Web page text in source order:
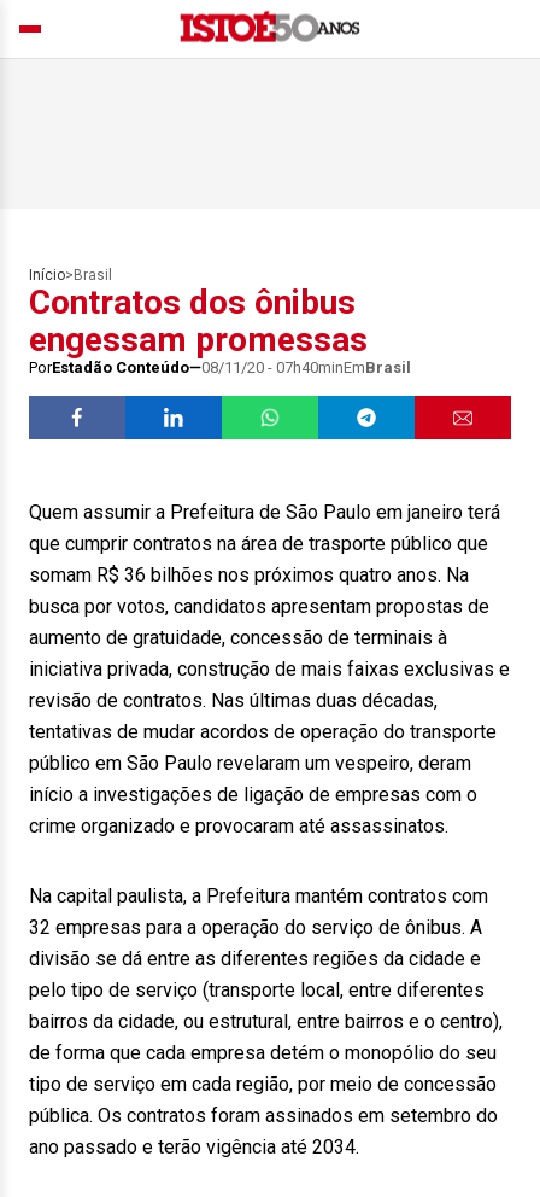
Início> Brasil
Contratos dos ônibus
engessam promessas
PorEstadão Conteúdo 08/11/20 - 07h40minEmBrasil
Quem assumir a Prefeitura de São Paulo em janeiro terá
que cumprir contratos na área de trasporte público que
somam R$ 36 bilhões nos próximos quatro anos. Na
busca por votos, candidatos apresentam propostas de
aumento de gratuidade, concessão de terminais à
iniciativa privada, construção de mais faixas exclusivas e
revisão de contratos. Nas últimas duas décadas,
tentativas de mudar acordos de operação do transporte
público em São Paulo revelaram um vespeiro, deram
início a investigações de ligação de empresas com o
crime organizado e provocaram até assassinatos.
Na capital paulista, a Prefeitura mantém contratos com
32 empresas para a operação do serviço de ônibus. A
divisão se dá entre as diferentes regiões da cidade e
pelo tipo de serviço (transporte local, entre diferentes
bairros da cidade, ou estrutural, entre bairros e o centro),
de forma que cada empresa detém o monopólio do seu
tipo de serviço em cada região, por meio de concessão
pública. Os contratos foram assinados em setembro do
ano passado e terão vigência até 2034.